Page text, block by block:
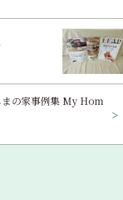
まの家事例集 My Hom